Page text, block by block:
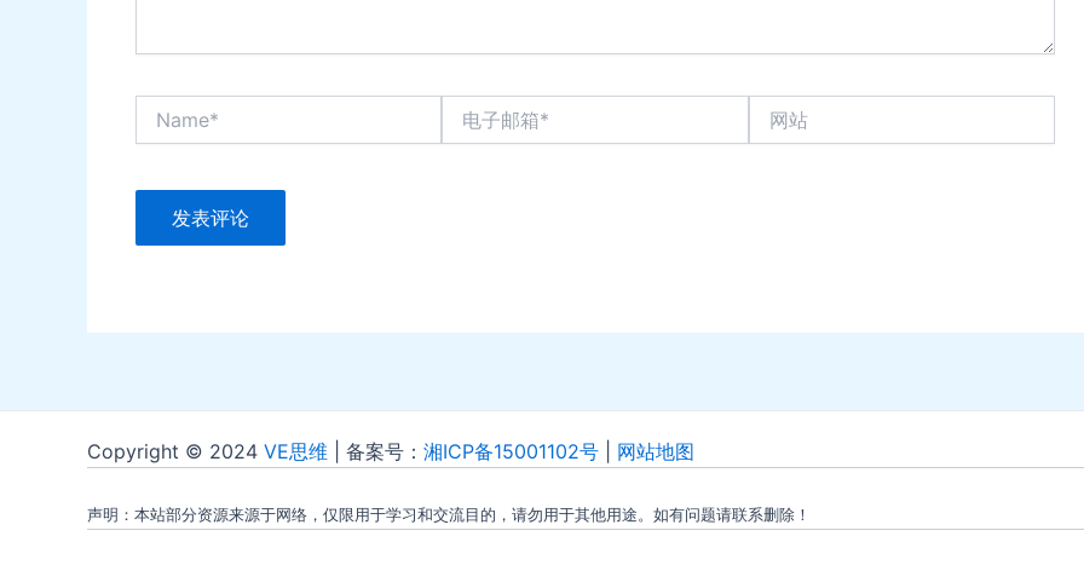
Copyright © 2024 VE思维 | 备案号： 湘ICP备15001102号 网站地图
声明：本站部分资源来源于网络，仅限用于学习和交流目的，请勿用于其他用途。如有问题请联系删除！